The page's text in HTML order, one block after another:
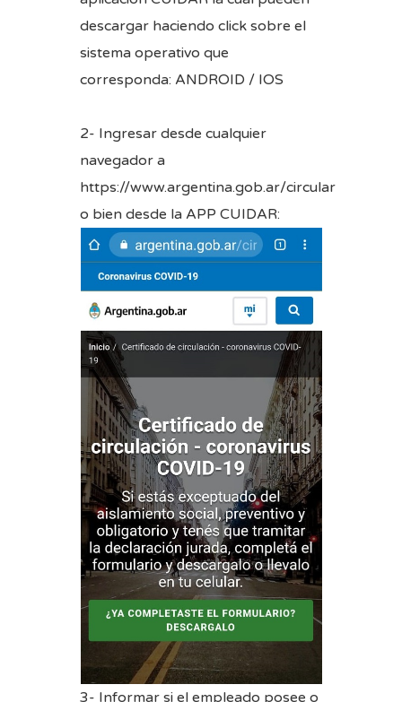
descargar haciendo click sobre el
sistema operativo que
corresponda: ANDROID / IOS
2- Ingresar desde cualquier
navegador a
https://www.argentina.gob.ar/circular
o bien desde la APP CUIDAR:
3- Informar si el empleado posee o